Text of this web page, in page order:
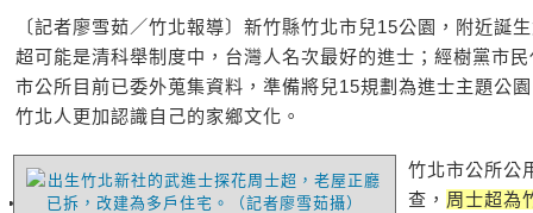
〔記者廖雪茹／竹北報導〕新竹縣竹北市兒15公園，附近誕
超可能是清科舉制度中，台灣人名次最好的進士；經樹黨市
市公所目前已委外蒐集資料，準備將兒15規劃為進士主題公
竹北人更加認識自己的家鄉文化。
竹北市公所公
查， 周士超為